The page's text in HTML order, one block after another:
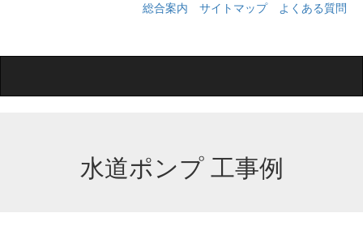
総合案内 サイトマップ
よくある質問
水道ポンプ 工事例